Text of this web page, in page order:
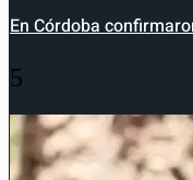
En Córdoba
5